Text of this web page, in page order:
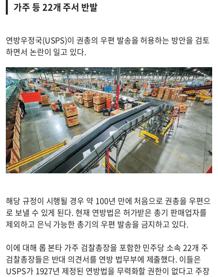
가주 등 22개 주서 반발
연방우정국(USPS)이 권총의 우편 발송을 허용하는 방안을 검토
하면서 논란이 일고 있다.
해당 규정이 시행될 경우 약 100년 만에 처음으로 권총을 우편으
로 보낼 수 있게 된다. 현재 연방법은 허가받은 총기 판매업자를
제외하고 은닉 가능한 총기의 우편 발송을 금지하고 있다.
이에 대해 롭 본타 가주 검찰총장을 포함한 민주당 소속 22개 주
검찰총장들은 반대 의견서를 연방 법무부에 제출했다. 이들은
USPS가 1927년 제정된 연방법을 무력화할 권한이 없다고 주장